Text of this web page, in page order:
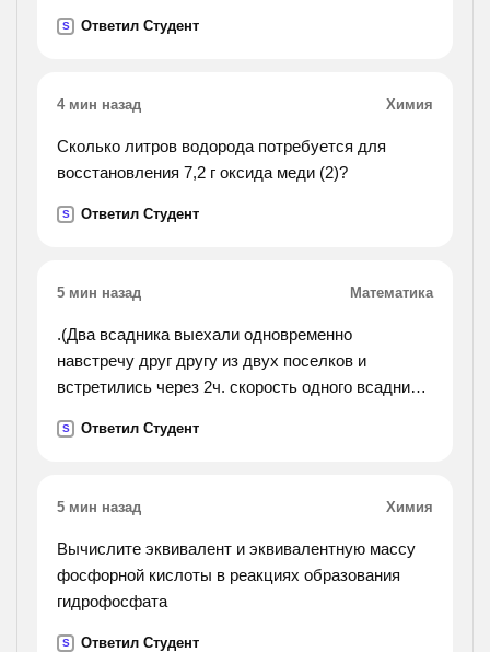
отпирать; натереть, натирать. !).
S Ответил Студент
4 мин назад Химия
Сколько литров водорода потребуется для
восстановления 7,2 г оксида меди (2)?
S Ответил Студент
5 мин назад Математика
.(Два всадника выехали одновременно
навстречу друг другу из двух поселков и
встретились через 2ч. скорость одного всадника
между поселками.).
S Ответил Студент
5 мин назад Химия
Вычислите эквивалент и эквивалентную массу
фосфорной кислоты в реакциях образования
гидрофосфата
S Ответил Студент